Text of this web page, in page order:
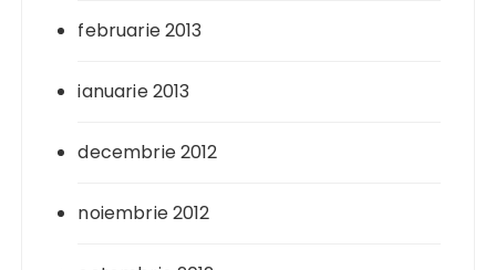
februarie 2013
ianuarie 2013
decembrie 2012
noiembrie 2012